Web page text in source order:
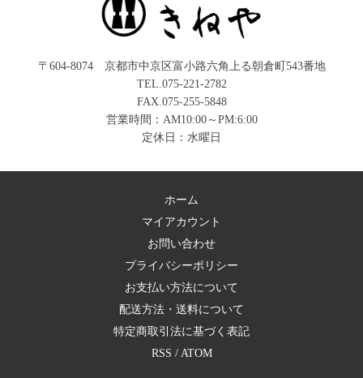
〒604-8074 京都市中京区富小路六角上る朝倉町543番地
TEL.075-221-2782
FAX.075-255-5848
営業時間：AM10:00～PM:6:00
定休日：水曜日
ホーム
マイアカウント
お問い合わせ
プライバシーポリシー
お支払い方法について
配送方法・送料について
特定商取引法に基づく表記
RSS / ATOM